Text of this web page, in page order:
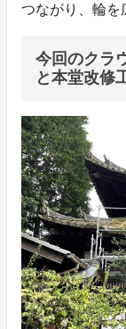
つながり、輪を
今回のクラ
と本堂改修